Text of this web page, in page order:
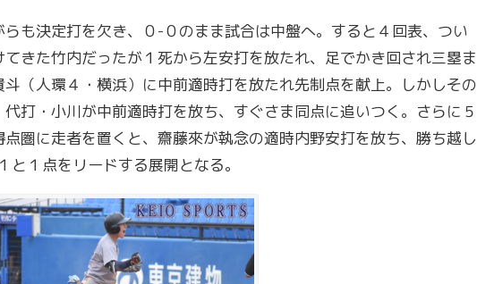
も決定打を欠き、０-０のまま試合は中盤へ。すると４回表、つい
きた竹内だったが１死から左安打を放たれ、足でかき回され三塁ま
（人環４・横浜）に中前適時打を放たれ先制点を献上。しかしその
打・小川が中前適時打を放ち、すぐさま同点に追いつく。さらに５
圏に走者を置くと、齋藤來が執念の適時内野安打を放ち、勝ち越し
１点をリードする展開となる。